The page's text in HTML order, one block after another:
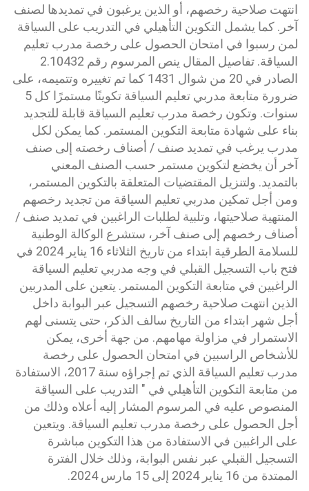
انتهت صلاحية رخصهم، أو الذين يرغبون في تمديدها لصنف
آخر. كما يشمل التكوين التأهيلي في التدريب على السياقة
لمن رسبوا في امتحان الحصول على رخصة مدرب تعليم
السياقة. تفاصيل المقال ينص المرسوم رقم 2.10432
الصادر في 20 من شوال 1431 كما تم تغييره وتتميمه، على
ضرورة متابعة مدربي تعليم السياقة تكوينًا مستمرًا كل 5
سنوات. وتكون رخصة مدرب تعليم السياقة قابلة للتجديد
بناء على شهادة متابعة التكوين المستمر. كما يمكن لكل
مدرب يرغب في تمديد صنف / أصناف رخصته إلى صنف
آخر أن يخضع لتكوين مستمر حسب الصنف المعني
بالتمديد. ولتنزيل المقتضيات المتعلقة بالتكوين المستمر،
ومن أجل تمكين مدربي تعليم السياقة من تجديد رخصهم
المنتهية صلاحيتها، وتلبية لطلبات الراغبين في تمديد صنف /
أصناف رخصهم إلى صنف آخر، ستشرع الوكالة الوطنية
للسلامة الطرقية ابتداء من تاريخ الثلاثاء 16 يناير 2024 في
فتح باب التسجيل القبلي في وجه مدربي تعليم السياقة
الراغبين في متابعة التكوين المستمر. يتعين على المدربين
الذين انتهت صلاحية رخصهم التسجيل عبر البوابة داخل
أجل شهر ابتداء من التاريخ سالف الذكر، حتى يتسنى لهم
الاستمرار في مزاولة مهامهم. من جهة أخرى، يمكن
للأشخاص الراسبين في امتحان الحصول على رخصة
مدرب تعليم السياقة الذي تم إجراؤه سنة 2017، الاستفادة
من متابعة التكوين التأهيلي في " التدريب على السياقة
المنصوص عليه في المرسوم المشار إليه أعلاه وذلك من
أجل الحصول على رخصة مدرب تعليم السياقة. ويتعين
على الراغبين في الاستفادة من هذا التكوين مباشرة
التسجيل القبلي عبر نفس البوابة، وذلك خلال الفترة
الممتدة من 16 يناير 2024 إلى 15 مارس 2024.